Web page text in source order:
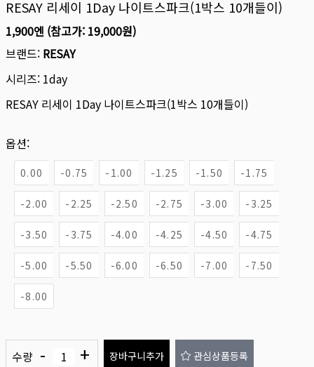
RESAY 리세이 1Day 나이트스파크(1박스 10개들이)
1,900엔 (참고가: 19,000원)
브랜드: RESAY
시리즈: 1day
RESAY 리세이 1Day 나이트스파크(1박스 10개들이)
옵션:
0.00 -0.75 -1.00 -1.25 -1.50 -1.75
-2.00 -2.25 -2.50 -2.75 -3.00 -3.25
-3.50 -3.75 -4.00 -4.25 -4.50 -4.75
-5.00 -5.50 -6.00 -6.50 -7.00 -7.50
-8.00
수량 - + 장바구니추가 관심상품등록